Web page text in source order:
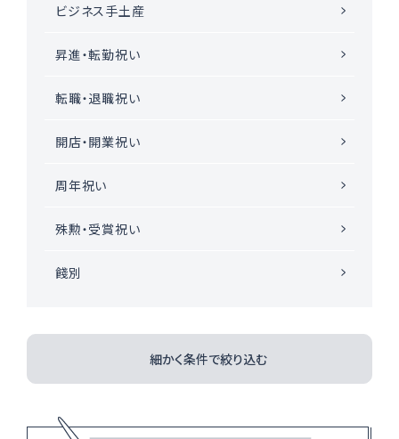
ビジネス手土産
昇進・転勤祝い
転職・退職祝い
開店・開業祝い
周年祝い
殊勲・受賞祝い
餞別
細かく条件で絞り込む